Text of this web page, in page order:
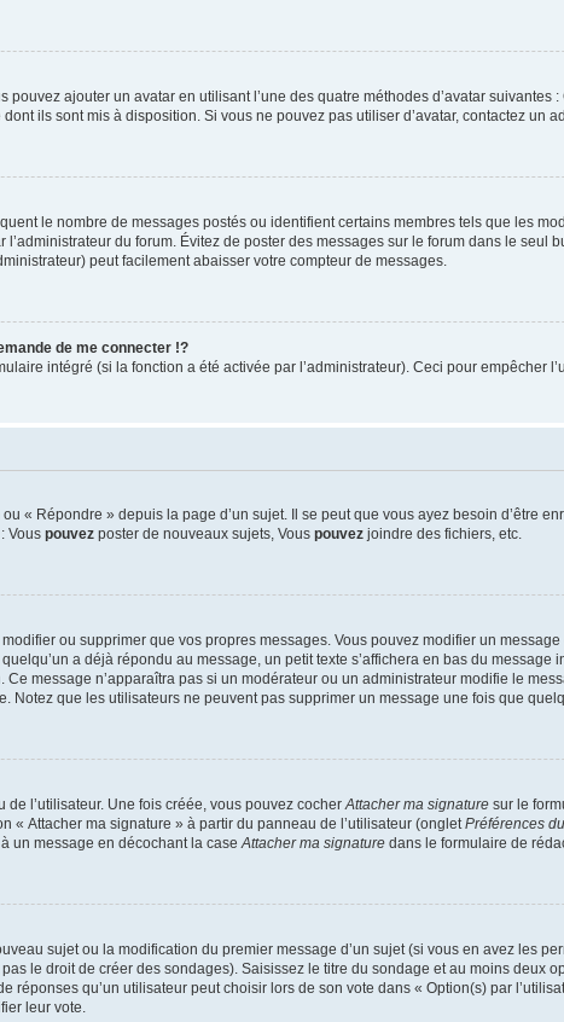
pouvez ajouter un avatar en utilisant l’une des quatre méthodes d’avatar suivantes
ils sont mis à disposition. Si vous ne pouvez pas utiliser d’avatar, contactez un
le nombre de messages postés ou identifient certains membres tels que les
du forum. Évitez de poster des messages sur le forum dans le seul
peut facilement abaisser votre compteur de messages.
de me connecter !?
intégré (si la fonction a été activée par l’administrateur). Ceci pour empêcher
« Répondre » depuis la page d’un sujet. Il se peut que vous ayez besoin d’être
Vous pouvez poster de nouveaux sujets, Vous pouvez joindre des fichiers, etc.
ou supprimer que vos propres messages. Vous pouvez modifier un
a déjà répondu au message, un petit texte s’affichera en bas du message
message n’apparaîtra pas si un modérateur ou un administrateur modifie le
Notez que les utilisateurs ne peuvent pas supprimer un message une fois que
l’utilisateur. Une fois créée, vous pouvez cocher Attacher ma signature sur le
« Attacher ma signature » à partir du panneau de l’utilisateur (onglet Préférences
un message en décochant la case Attacher ma signature dans le formulaire de
sujet ou la modification du premier message d’un sujet (si vous en avez les
le droit de créer des sondages). Saisissez le titre du sondage et au moins deux
réponses qu’un utilisateur peut choisir lors de son vote dans « Option(s) par
leur vote.